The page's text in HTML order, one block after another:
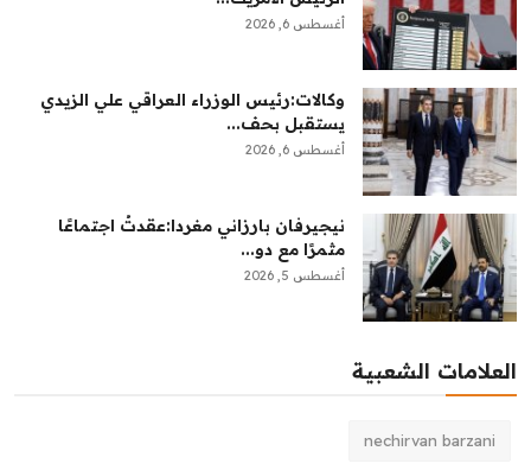
أغسطس 6, 2026
وكالات:‏رئيس الوزراء العراقي علي الزيدي
يستقبل بحف...
أغسطس 6, 2026
نيجيرفان بارزاني مغردا:عقدتُ اجتماعًا
مثمرًا مع دو...
أغسطس 5, 2026
العلامات الشعبية
nechirvan barzani